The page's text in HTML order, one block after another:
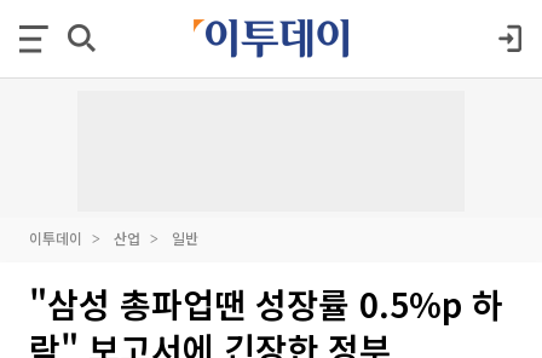
이투데이 산업 일반
"삼성 총파업땐 성장률 0.5%p 하
락" 보고서에 긴장한 정부